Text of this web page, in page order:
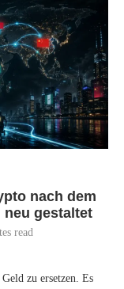
nach dem
neu gestaltet
read
zu ersetzen. Es